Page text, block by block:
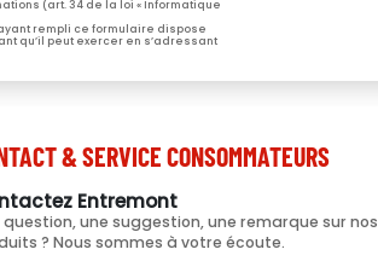
(art. 34 de la loi « Informatique
rempli ce formulaire dispose
qu’il peut exercer en s’adressant
& SERVICE CONSOMMATEURS
Entremont
question, une suggestion, une remarque sur nos
? Nous sommes à votre écoute.